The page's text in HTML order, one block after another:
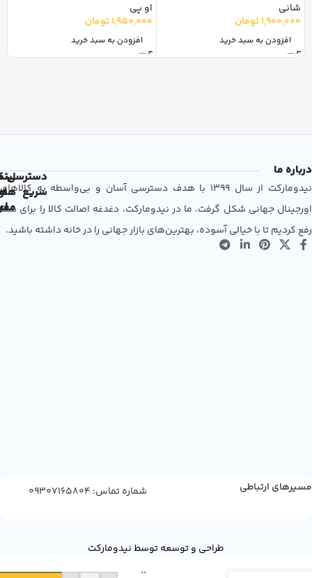
شانی
1,900,000تومان
افزودن به سبد خرید
او پی
1,950,000تومان
افزودن به سبد خرید
درباره ما
نیدومارکت از سال 1399 با هدف دسترسی آسان و بی‌واسطه به کالاهای
اورجینال جهانی شکل گرفت. ما در نیدومارکت، دغدغه اصالت کالا را برای شما
رفع کردیم تا با خیالی آسوده، بهترین‌های بازار جهانی را در خانه داشته باشید.
دسترسی
سریع
مسیرهای ارتباطی شماره تماس: 09307165804
طراحی و توسعه توسط نیدومارکت
11